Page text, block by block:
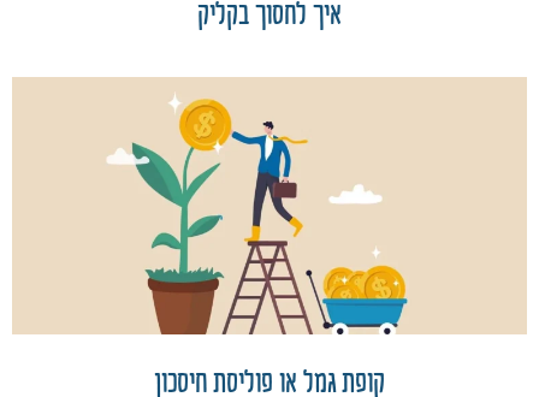
איך לחסוך בקליק
קופת גמל או פוליסת חיסכון